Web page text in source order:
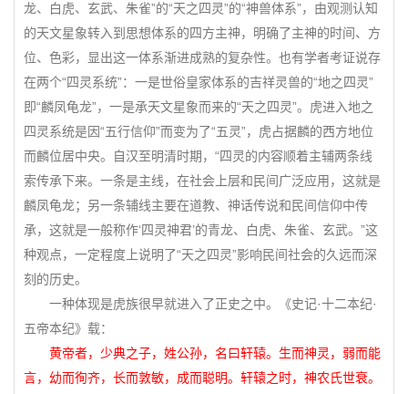
龙、白虎、玄武、朱雀”的“天之四灵”的“神兽体系”，由观测认知
的天文星象转入到思想体系的四方主神，明确了主神的时间、方
位、色彩，显出这一体系渐进成熟的复杂性。也有学者考证说存
在两个“四灵系统”：一是世俗皇家体系的吉祥灵兽的“地之四灵”
即“麟凤龟龙”，一是承天文星象而来的“天之四灵”。虎进入地之
四灵系统是因“五行信仰”而变为了“五灵”，虎占据麟的西方地位
而麟位居中央。自汉至明清时期，“四灵的内容顺着主辅两条线
索传承下来。一条是主线，在社会上层和民间广泛应用，这就是
麟凤龟龙；另一条辅线主要在道教、神话传说和民间信仰中传
承，这就是一般称作‘四灵神君’的青龙、白虎、朱雀、玄武。”这
种观点，一定程度上说明了“天之四灵”影响民间社会的久远而深
刻的历史。
一种体现是虎族很早就进入了正史之中。《史记·十二本纪·
五帝本纪》载：
黄帝者，少典之子，姓公孙，名曰轩辕。生而神灵，弱而能
言，幼而徇齐，长而敦敏，成而聪明。轩辕之时，神农氏世衰。